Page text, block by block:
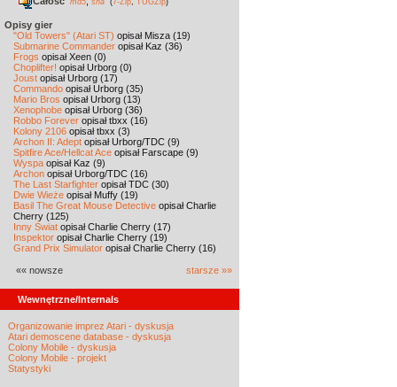
Opisy gier
"Old Towers" (Atari ST) opisał Misza (19)
Submarine Commander opisał Kaz (36)
Frogs opisał Xeen (0)
Choplifter! opisał Urborg (0)
Joust opisał Urborg (17)
Commando opisał Urborg (35)
Mario Bros opisał Urborg (13)
Xenophobe opisał Urborg (36)
Robbo Forever opisał tbxx (16)
Kolony 2106 opisał tbxx (3)
Archon II: Adept opisał Urborg/TDC (9)
Spitfire Ace/Hellcat Ace opisał Farscape (9)
Wyspa opisał Kaz (9)
Archon opisał Urborg/TDC (16)
The Last Starfighter opisał TDC (30)
Dwie Wieże opisał Muffy (19)
Basil The Great Mouse Detective opisał Charlie
Cherry (125)
Inny Świat opisał Charlie Cherry (17)
Inspektor opisał Charlie Cherry (19)
Grand Prix Simulator opisał Charlie Cherry (16)
«« nowsze starsze »»
Wewnętrzne/Internals
Organizowanie imprez Atari - dyskusja
Atari demoscene database - dyskusja
Colony Mobile - dyskusja
Colony Mobile - projekt
Statystyki